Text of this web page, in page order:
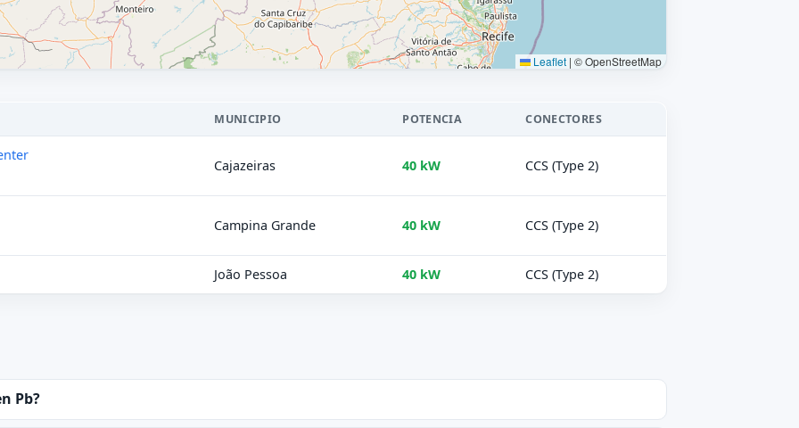
Leaflet | © OpenStreetMap
MUNICIPIO POTENCIA CONECTORES
Cajazeiras 40 kW CCS (Type 2)
Campina Grande 40 kW CCS (Type 2)
João Pessoa 40 kW CCS (Type 2)
Pb?